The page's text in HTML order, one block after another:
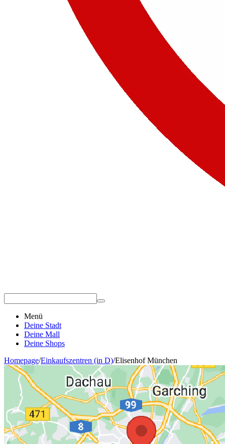
Menü
Deine Stadt
Deine Mall
Deine Shops
Homepage/Einkaufszentren (in D)/Elisenhof München